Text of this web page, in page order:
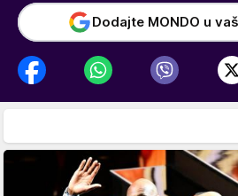
Dodajte MONDO u